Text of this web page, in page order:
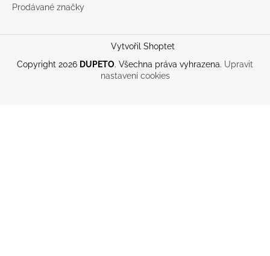
Prodávané značky
Vytvořil Shoptet
Copyright 2026 DUPETO. Všechna práva vyhrazena. Upravit
nastavení cookies